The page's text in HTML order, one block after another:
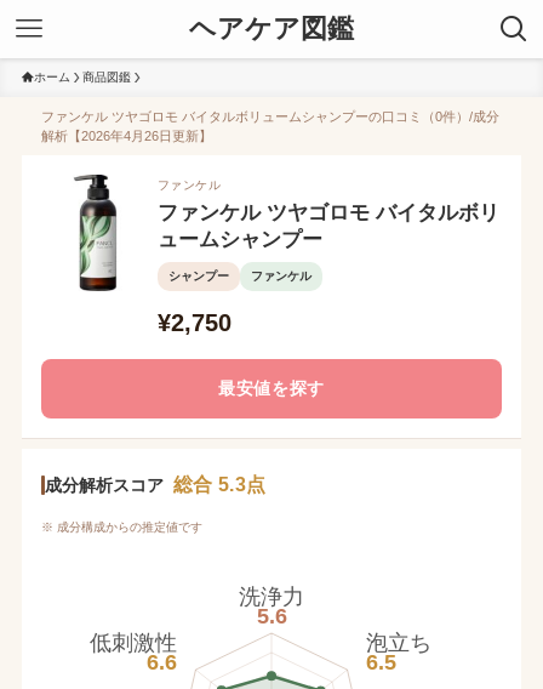
ヘアケア図鑑
ホーム 商品図鑑
ファンケル ツヤゴロモ バイタルボリュームシャンプーの口コミ（0件）/成分
解析【2026年4月26日更新】
ファンケル
ファンケル ツヤゴロモ バイタルボリ
ュームシャンプー
シャンプー ファンケル
¥2,750
最安値を探す
成分解析スコア 総合 5.3点
※ 成分構成からの推定値です
洗浄力
5.6
泡立ち
6.5
低刺激性
6.6